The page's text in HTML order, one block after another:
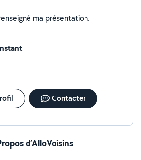
Je n'ai pas encore renseigné ma présentation.
Contacter
d’AlloVoisins